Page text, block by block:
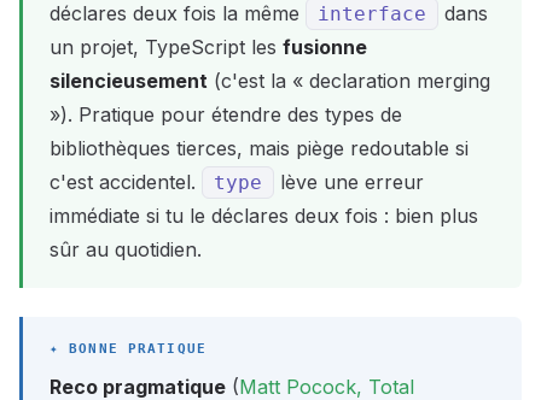
déclares deux fois la même
interface
dans
un projet, TypeScript les fusionne
silencieusement (c'est la « declaration merging
»). Pratique pour étendre des types de
bibliothèques tierces, mais piège redoutable si
c'est accidentel.
type
lève une erreur
immédiate si tu le déclares deux fois : bien plus
sûr au quotidien.
Reco pragmatique (Matt Pocock, Total